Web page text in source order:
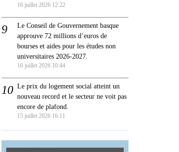
16 juillet 2026 12:22
Le Conseil de Gouvernement basque
approuve 72 millions d’euros de
bourses et aides pour les études non
universitaires 2026-2027.
16 juillet 2026 10:44
Le prix du logement social atteint un
nouveau record et le secteur ne voit pas
encore de plafond.
15 juillet 2026 16:11